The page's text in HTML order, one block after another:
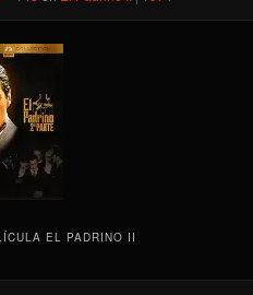
EL PADRINO II